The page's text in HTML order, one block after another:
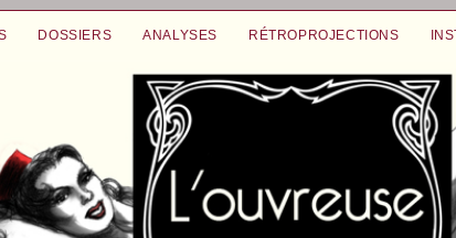
DOSSIERS ANALYSES RÉTROPROJECTIONS